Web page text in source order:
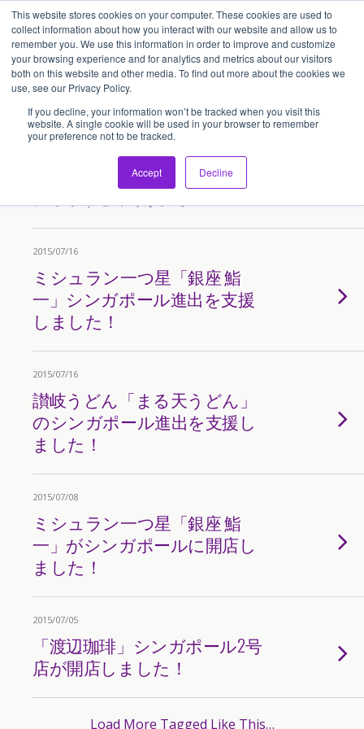
This website stores cookies on your computer. These cookies are used to
collect information about how you interact with our website and allow us to
remember you. We use this information in order to improve and customize
your browsing experience and for analytics and metrics about our visitors
both on this website and other media. To find out more about the cookies we
use, see our Privacy Policy.
If you decline, your information won’t be tracked when you visit this
website. A single cookie will be used in your browser to remember
your preference not to be tracked.
Accept Decline
アセンティア・ホールディングス(AssentiaHoldings)
「Franchise Ship (フランチャイズ
シップ）」に則って！
2015/07/16
ミシュラン一つ星「銀座 鮨
一」シンガポール進出を支援
しました！
2015/07/16
讃岐うどん「まる天うどん」
のシンガポール進出を支援し
ました！
2015/07/08
ミシュラン一つ星「銀座 鮨
一」がシンガポールに開店し
ました！
2015/07/05
「渡辺珈琲」シンガポール2号
店が開店しました！
Load More Tagged Like This…